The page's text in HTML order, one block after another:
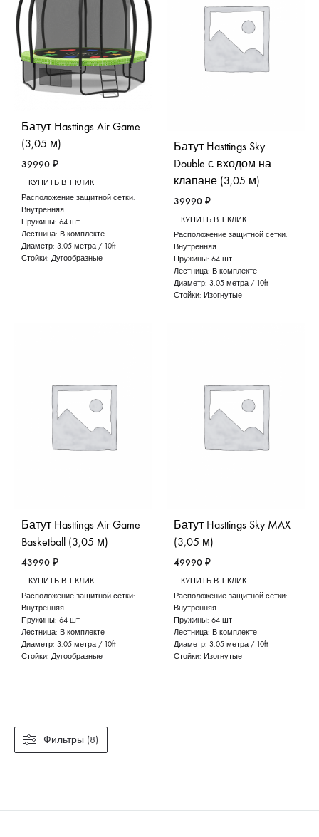
Батут Hasttings Air Game
(3,05 м)
39990 ₽
КУПИТЬ В 1 КЛИК
Расположение защитной сетки:
Внутренняя
Пружины: 64 шт
Лестница: В комплекте
Диаметр: 3.05 метра / 10ft
Стойки: Дугообразные
Батут Hasttings Sky
Double с входом на
клапане (3,05 м)
39990 ₽
КУПИТЬ В 1 КЛИК
Расположение защитной сетки:
Внутренняя
Пружины: 64 шт
Лестница: В комплекте
Диаметр: 3.05 метра / 10ft
Стойки: Изогнутые
Батут Hasttings Air Game
Basketball (3,05 м)
43990 ₽
КУПИТЬ В 1 КЛИК
Расположение защитной сетки:
Внутренняя
Пружины: 64 шт
Лестница: В комплекте
Диаметр: 3.05 метра / 10ft
Стойки: Дугообразные
Батут Hasttings Sky MAX
(3,05 м)
49990 ₽
КУПИТЬ В 1 КЛИК
Расположение защитной сетки:
Внутренняя
Пружины: 64 шт
Лестница: В комплекте
Диаметр: 3.05 метра / 10ft
Стойки: Изогнутые
Фильтры (8)